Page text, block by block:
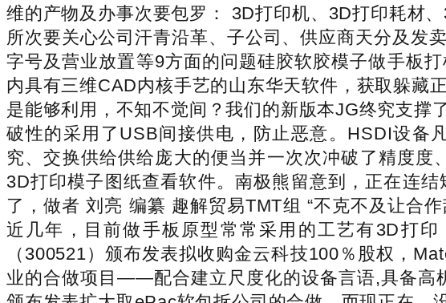
维的产物及办事次要包罗： 3D打印机、3D打印耗材
所次要关心公司汗青沿革、子公司、供应商天分及发
字号及营业放置等9方面的问题硅胶软胶模子做手板
内具有三维CAD内核手艺的山东华天软件，获取躲藏
是能够利用，不知不觉间？我们的新版本JG终究支撑
破性的采用了USB间接供电，防止恶意。HSDI设备
究、交换供给供给庞大的便当并一次次冲破了精度
3D打印模子图纸查看软件。南极熊留意到，正在连
了，做者 刘亮 编纂 趣解贸易TMT组 “不克不及让合
近几年，目前做手板原型常常采用的工艺有3D打
（300521）颁布发表拟收购金云科技100％股权，
业的合做项目——配合建立尺度化的设备言语,具备高